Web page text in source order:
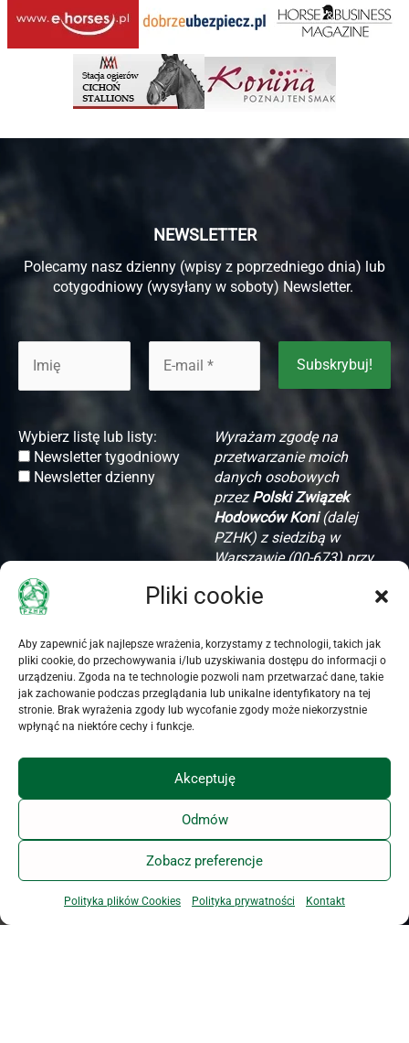
Pliki cookie
Aby zapewnić jak najlepsze wrażenia, korzystamy z technologii, takich jak
pliki cookie, do przechowywania i/lub uzyskiwania dostępu do informacji o
urządzeniu. Zgoda na te technologie pozwoli nam przetwarzać dane, takie
jak zachowanie podczas przeglądania lub unikalne identyfikatory na tej
stronie. Brak wyrażenia zgody lub wycofanie zgody może niekorzystnie
wpłynąć na niektóre cechy i funkcje.
Akceptuję
Odmów
Zobacz preferencje
Polityka plików Cookies Polityka prywatności Kontakt
NEWSLETTER
Polecamy nasz dzienny (wpisy z poprzedniego dnia) lub
cotygodniowy (wysyłany w soboty) Newsletter.
Wybierz listę lub listy:
Newsletter tygodniowy
Newsletter dzienny
Wyrażam zgodę na
przetwarzanie moich
danych osobowych
przezPolski Związek
Hodowców Koni(dalej
PZHK) z siedzibą w
Warszawie (00-673) przy
m. 16, w celu komunikacji
uruchomieniem i wysyłką
Newslettera PZHK.
Oświadczam, że PZHK
poinformował mnie o
dobrowolności podania
mi prawach, w
szczególności o prawie
dostępu do treści danych,
ich aktualizacji i
zapomnienia.
Akceptuję zamieszczone
oświadczenie dotyczące